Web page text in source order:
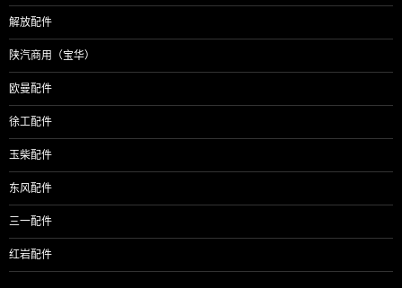
解放配件
陕汽商用（宝华）
欧曼配件
徐工配件
玉柴配件
东风配件
三一配件
红岩配件